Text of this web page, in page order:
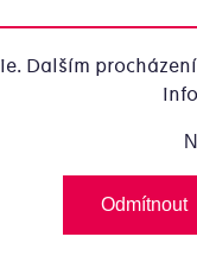
Dalším
Odmítnout